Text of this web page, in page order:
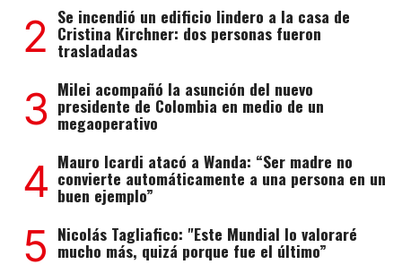
2 Se incendió un edificio lindero a la casa de
Cristina Kirchner: dos personas fueron
trasladadas
3 Milei acompañó la asunción del nuevo
presidente de Colombia en medio de un
megaoperativo
4 Mauro Icardi atacó a Wanda: “Ser madre no
convierte automáticamente a una persona en un
buen ejemplo”
5 Nicolás Tagliafico: "Este Mundial lo valoraré
mucho más, quizá porque fue el último”